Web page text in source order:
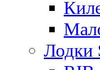
Лодки